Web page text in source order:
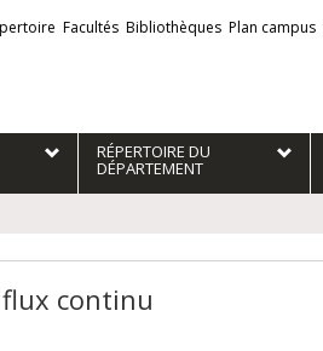
Facultés Bibliothèques Plan campus
RÉPERTOIRE DU
DÉPARTEMENT
continu